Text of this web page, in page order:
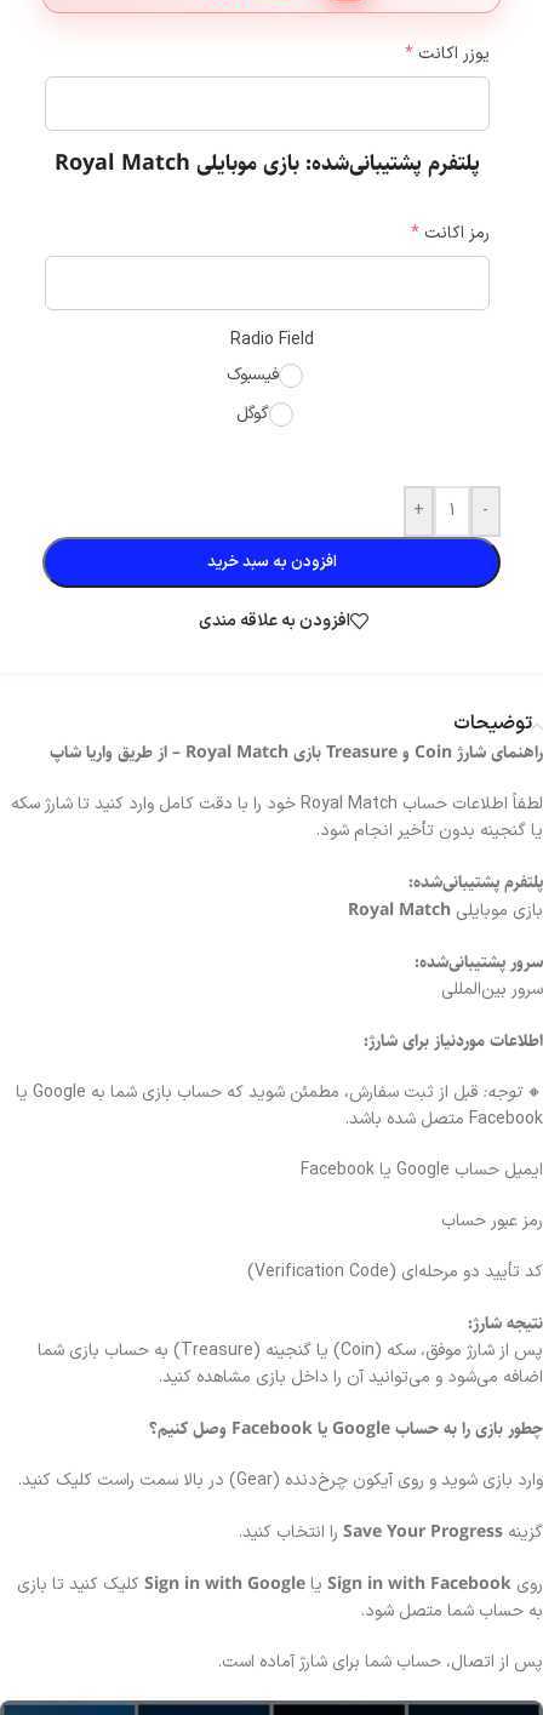
یوزر اکانت *
پلتفرم پشتیبانی‌شده: بازی موبایلی Royal Match
رمز اکانت *
Radio Field
فیسبوک
گوگل
-
+
افزودن به سبد خرید
افزودن به علاقه مندی
توضیحات
راهنمای شارژ Coin و Treasure بازی Royal Match – از طریق واریا شاپ
لطفاً اطلاعات حساب Royal Match خود را با دقت کامل وارد کنید تا شارژ سکه
یا گنجینه بدون تأخیر انجام شود.
پلتفرم پشتیبانی‌شده:
بازی موبایلی Royal Match
سرور پشتیبانی‌شده:
سرور بین‌المللی
اطلاعات موردنیاز برای شارژ:
🔸توجه:
قبل از ثبت سفارش، مطمئن شوید که حساب بازی شما به Google یا
Facebook متصل شده باشد.
ایمیل حساب Google یا Facebook
رمز عبور حساب
کد تأیید دو مرحله‌ای (Verification Code)
نتیجه شارژ:
پس از شارژ موفق، سکه (Coin) یا گنجینه (Treasure) به حساب بازی شما
اضافه می‌شود و می‌توانید آن را داخل بازی مشاهده کنید.
چطور بازی را به حساب Google یا Facebook وصل کنیم؟
وارد بازی شوید و روی آیکون چرخ‌دنده (Gear) در بالا سمت راست کلیک کنید.
گزینه Save Your Progress را انتخاب کنید.
روی Sign in with Facebook یاSign in with Googleکلیک کنید تا بازی
به حساب شما متصل شود.
پس از اتصال، حساب شما برای شارژ آماده است.